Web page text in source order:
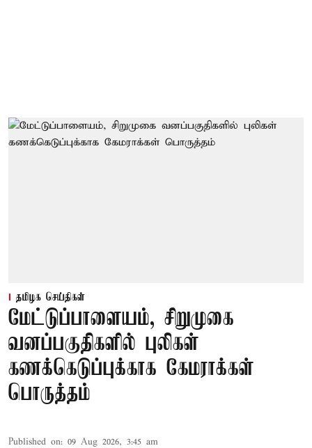
தமிழக செய்திகள்
மேட்டுப்பாளையம், சிறுமுகை
வனப்பகுதிகளில் புலிகள்
கணக்கெடுப்புக்காக கேமராக்கள்
பொருத்தம்
Published on: 09 Aug 2026, 3:45 am